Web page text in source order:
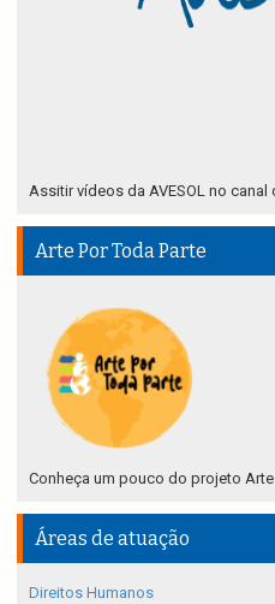
Assitir vídeos da AVESOL no canal
Arte Por Toda Parte
Conheça um pouco do projeto Arte
Áreas de atuação
Direitos Humanos